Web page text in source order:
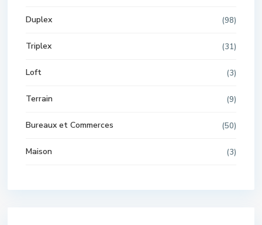
Duplex (98)
Triplex (31)
Loft (3)
Terrain (9)
Bureaux et Commerces (50)
Maison (3)